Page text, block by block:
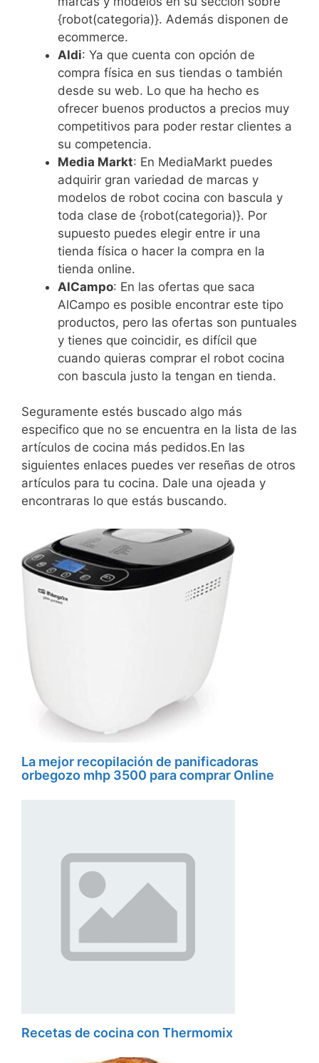
{robot(categoria)}. Además disponen de
ecommerce.
Aldi: Ya que cuenta con opción de
compra física en sus tiendas o también
desde su web. Lo que ha hecho es
ofrecer buenos productos a precios muy
competitivos para poder restar clientes a
su competencia.
Media Markt: En MediaMarkt puedes
adquirir gran variedad de marcas y
modelos de robot cocina con bascula y
toda clase de {robot(categoria)}. Por
supuesto puedes elegir entre ir una
tienda física o hacer la compra en la
tienda online.
AlCampo: En las ofertas que saca
AlCampo es posible encontrar este tipo
productos, pero las ofertas son puntuales
y tienes que coincidir, es difícil que
cuando quieras comprar el robot cocina
con bascula justo la tengan en tienda.
Seguramente estés buscado algo más
especifico que no se encuentra en la lista de las
artículos de cocina más pedidos.En las
siguientes enlaces puedes ver reseñas de otros
artículos para tu cocina. Dale una ojeada y
encontraras lo que estás buscando.
La mejor recopilación de panificadoras
orbegozo mhp 3500 para comprar Online
Recetas de cocina con Thermomix